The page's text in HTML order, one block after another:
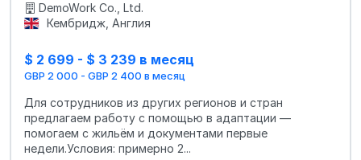
DemoWork Co., Ltd.
Кембридж, Англия
$ 2 699 - $ 3 239 в месяц
GBP 2 000 - GBP 2 400 в месяц
Для сотрудников из других регионов и стран
предлагаем работу с помощью в адаптации —
помогаем с жильём и документами первые
недели.Условия: примерно 2...